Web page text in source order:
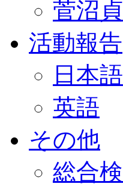
菅沼
活動報告
日本語
英語
その他
総合